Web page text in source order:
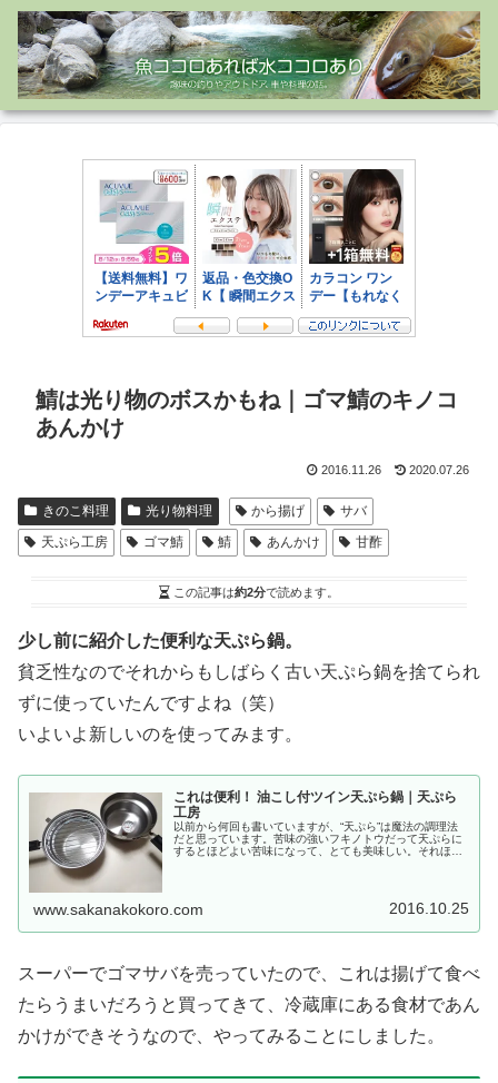
鯖は光り物のボスかもね｜ゴマ鯖のキノコ
あんかけ
2016.11.26 2020.07.26
きのこ料理 光り物料理 から揚げ
サバ
天ぷら工房
ゴマ鯖 鯖 あんかけ 甘酢
この記事は約2分で読めます。
少し前に紹介した便利な天ぷら鍋。
貧乏性なのでそれからもしばらく古い天ぷら鍋を捨てられ
ずに使っていたんですよね（笑）
いよいよ新しいのを使ってみます。
これは便利！ 油こし付ツイン天ぷら鍋｜天ぷら
工房
以前から何回も書いていますが、“天ぷら”は魔法の調理法
だと思っています。苦味の強いフキノトウだって天ぷらに
するとほどよい苦味になって、とても美味しい。それほど
www.sakanakokoro.com 2016.10.25
スーパーでゴマサバを売っていたので、これは揚げて食べ
たらうまいだろうと買ってきて、冷蔵庫にある食材であん
かけができそうなので、やってみることにしました。